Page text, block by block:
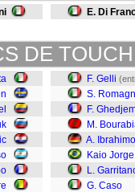
E. Di
DE
F. Gelli
S.
F.
M.
A.
Kaio Jorge
L.
G. Caso